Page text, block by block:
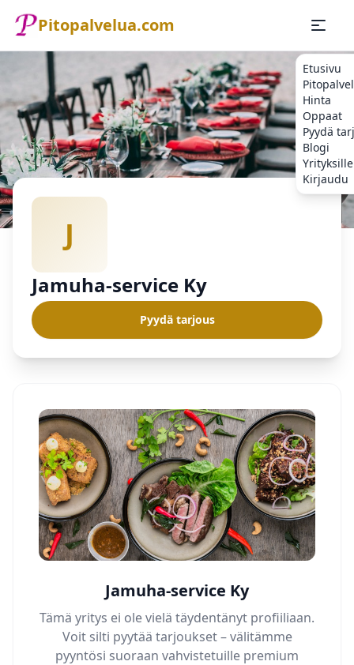
Pitopalvelua.com
Etusivu
Hinta
Oppaat
Pyydä
Blogi
Yrityksille
Kirjaudu
Etusivu
Pitopalvelu
J
Jamuha-service Ky
Pyydä tarjous
Jamuha-service Ky
Tämä yritys ei ole vielä täydentänyt profiiliaan.
Voit silti pyytää tarjoukset – välitämme
pyyntösi suoraan vahvistetuille premium